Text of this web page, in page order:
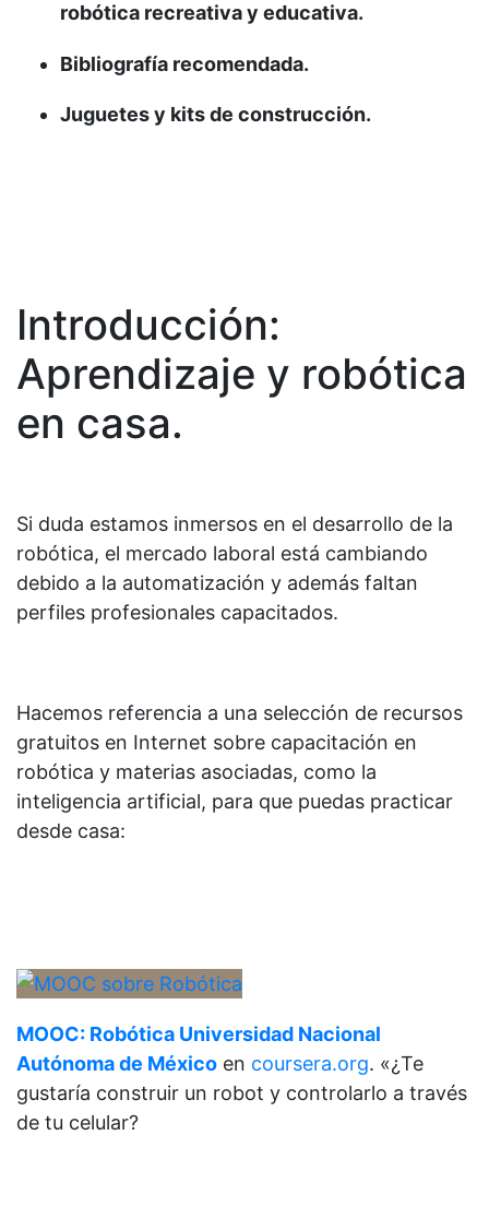
robótica recreativa y educativa.
Bibliografía recomendada.
Juguetes y kits de construcción.
Introducción:
Aprendizaje y robótica
en casa.
Si duda estamos inmersos en el desarrollo de la
robótica, el mercado laboral está cambiando
debido a la automatización y además faltan
perfiles profesionales capacitados.
Hacemos referencia a una selección de recursos
gratuitos en Internet sobre capacitación en
robótica y materias asociadas, como la
inteligencia artificial, para que puedas practicar
desde casa:
MOOC: Robótica Universidad Nacional
Autónoma de México en coursera.org. «¿Te
gustaría construir un robot y controlarlo a través
de tu celular?